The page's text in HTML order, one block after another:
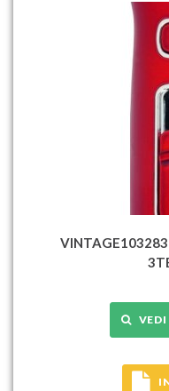
VINTAGE103283